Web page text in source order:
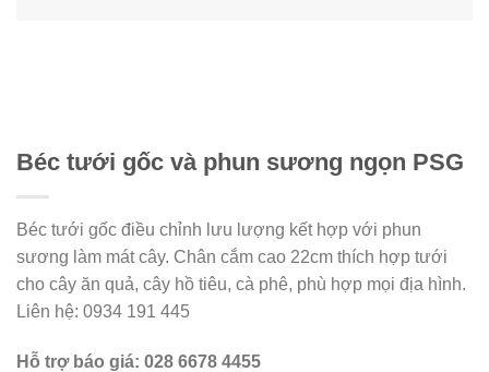
Béc tưới gốc và phun sương ngọn PSG
Béc tưới gốc điều chỉnh lưu lượng kết hợp với phun
sương làm mát cây. Chân cắm cao 22cm thích hợp tưới
cho cây ăn quả, cây hồ tiêu, cà phê, phù hợp mọi địa hình.
Liên hệ: 0934 191 445
Hỗ trợ báo giá: 028 6678 4455